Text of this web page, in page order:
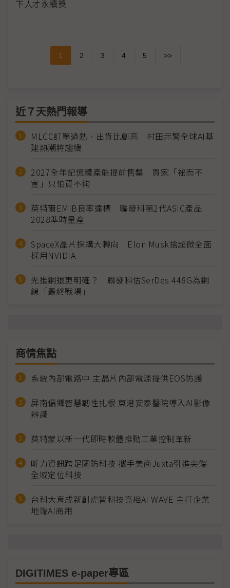
下人才永續獎
1 2 3 4 5 >>
近７天熱門報導
MLCC訂單過熱、出貨比創高 村田示警全球AI基
建熱潮將趨緩
2027全年記憶體產能提前售罄 買家「祕而不
宣」只怕買不夠
英特爾EMIB良率達標 聯發科第2代ASIC產品
2028準時量產
SpaceX晶片採購大轉向 Elon Musk捨超微全面
採用NVIDIA
光進銅退更明確？ 聯發科估SerDes 448G為銅
線「最終戰場」
商情焦點
系統內部電路中 主晶片內部電源提供EOS防護
屏南偏鄉智慧韌性扎根 東港安泰醫院導入AI影像
辨識
英特蒙以新一代即時軟體推動工業控制革新
昕力資訊跨足國防科技 攜手美商Juxta引進尖端
全域定位科技
台科大育成新創虎智科技亮相AI WAVE 主打企業
地端AI商用
DIGITIMES e-paper專區